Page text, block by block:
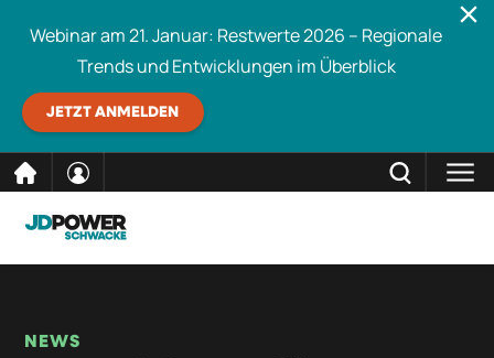
Inhalt
Webinar am 21. Januar: Restwerte 2026 – Regionale
Trends und Entwicklungen im Überblick
JETZT ANMELDEN
NEWS